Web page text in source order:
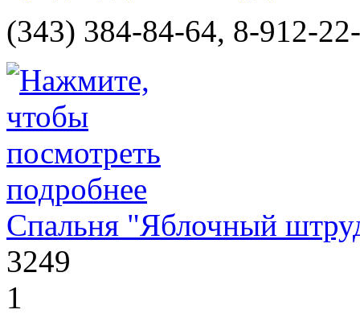
(343) 384-84-64, 8-912-
Спальня "Яблочный
3249
1